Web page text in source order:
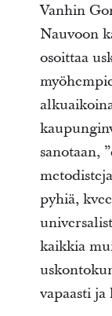
Vanhin
Nauvoon
osoittaa
sanotaan,
pyhiä,
kaikkia
vapaasti